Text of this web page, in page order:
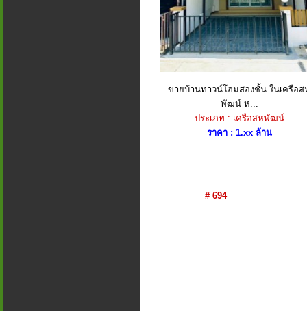
ขายบ้านทาวน์โฮมสองชั้น ในเครือส
พัฒน์ ห่...
ประเภท : เครือสหพัฒน์
ราคา : 1.xx ล้าน
# 694